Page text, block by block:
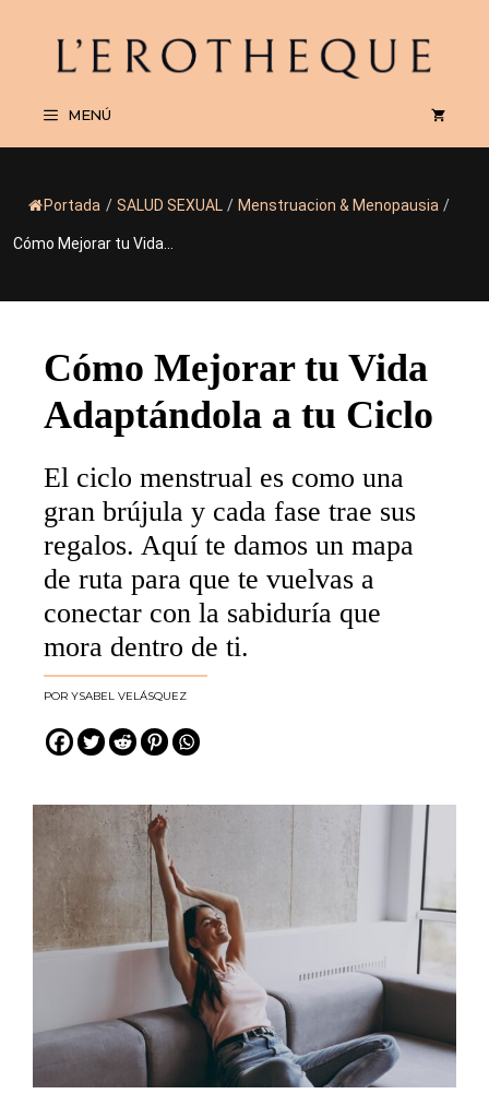
MENÚ
Portada / SALUD SEXUAL / Menstruacion & Menopausia /
Cómo Mejorar tu Vida...
Cómo Mejorar tu Vida
Adaptándola a tu Ciclo
El ciclo menstrual es como una
gran brújula y cada fase trae sus
regalos. Aquí te damos un mapa
de ruta para que te vuelvas a
conectar con la sabiduría que
mora dentro de ti.
YSABEL VELÁSQUEZ